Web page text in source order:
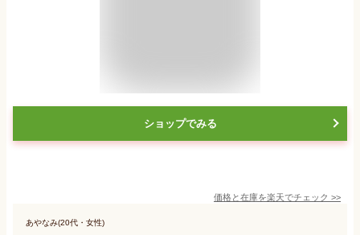
ショップでみる
価格と在庫を楽天でチェック >>
あやなみ(20代・女性)